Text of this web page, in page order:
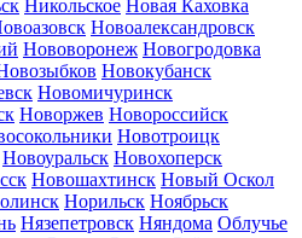
Никольское Новая Каховка
Новоалександровск
Нововоронеж Новогродовка
Новокубанск
Новомичуринск
Новоржев Новороссийск
Новотроицк
Новоуральск Новохоперск
Новошахтинск Новый Оскол
Норильск Ноябрьск
Нязепетровск Няндома Облучье